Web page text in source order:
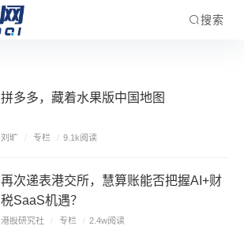
搜索
拼多多，藏着水果版中国地图
刘旷 / 专栏 / 9.1k阅读
再次递表港交所，慧算账能否把握AI+财
税SaaS机遇？
港股研究社 / 专栏 / 2.4w阅读